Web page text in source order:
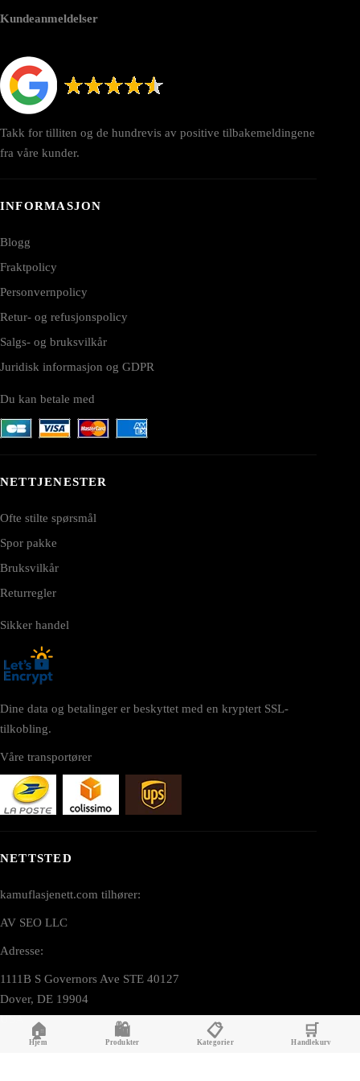
Kundeanmeldelser
Takk for tilliten og de hundrevis av positive tilbakemeldingene
fra våre kunder.
INFORMASJON
Blogg
Fraktpolicy
Personvernpolicy
Retur- og refusjonspolicy
Salgs- og bruksvilkår
Juridisk informasjon og GDPR
Du kan betale med
NETTJENESTER
Ofte stilte spørsmål
Spor pakke
Bruksvilkår
Returregler
Sikker handel
Dine data og betalinger er beskyttet med en kryptert SSL-
tilkobling.
Våre transportører
NETTSTED
kamuflasjenett.com tilhører:
AV SEO LLC
Adresse:
1111B S Governors Ave STE 40127
Dover, DE 19904
USA
🏠
Hjem
🛍️
Produkter
📋
Kategorier
🛒
Handlekurv